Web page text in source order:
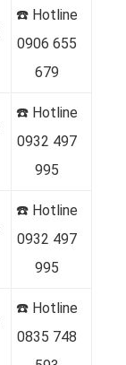
☎️ Hotline
0906 655
679
☎️ Hotline
0932 497
995
☎️ Hotline
0932 497
995
☎️ Hotline
0835 748